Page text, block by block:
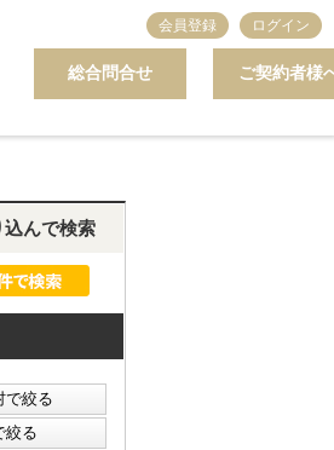
総合問合せ ご契約者様
会員登録 ログイン
込んで検索